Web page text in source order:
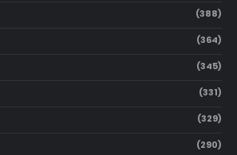
(388)
(364)
(345)
(331)
(329)
(290)